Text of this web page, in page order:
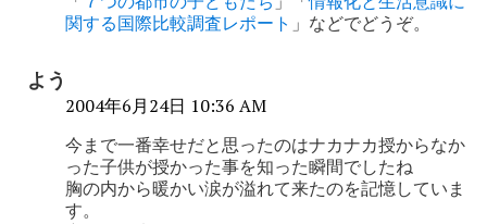
関する国際比較調査レポート 」などでどうぞ。
よう
2004年6月24日 10:36 AM
今まで一番幸せだと思ったのはナカナカ授からなか
った子供が授かった事を知った瞬間でしたね
胸の内から暖かい涙が溢れて来たのを記憶していま
す。